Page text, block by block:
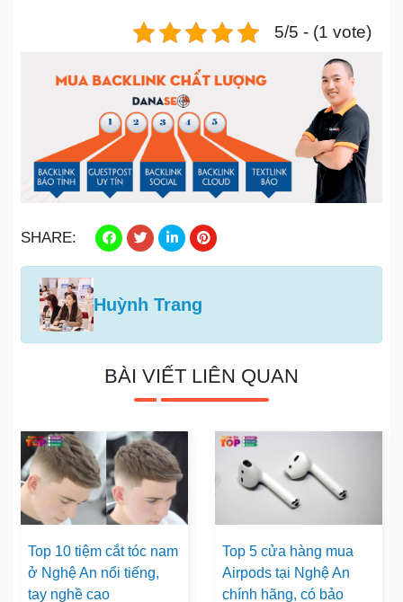
5/5 - (1 vote)
SHARE:
Huỳnh Trang
BÀI VIẾT LIÊN QUAN
Top 10 tiệm cắt tóc nam
ở Nghệ An nổi tiếng,
tay nghề cao
Top 5 cửa hàng mua
Airpods tại Nghệ An
chính hãng, có bảo